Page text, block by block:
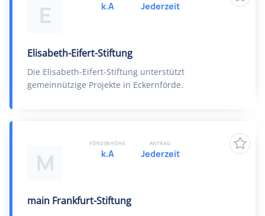
E
Elisabeth-Eifert-Stiftung
Die Elisabeth-Eifert-Stiftung unterstützt
gemeinnützige Projekte in Eckernförde.
k.A Jederzeit
M
main Frankfurt-Stiftung
FÖRDERHÖHE
k.A
ANTRAG
Jederzeit